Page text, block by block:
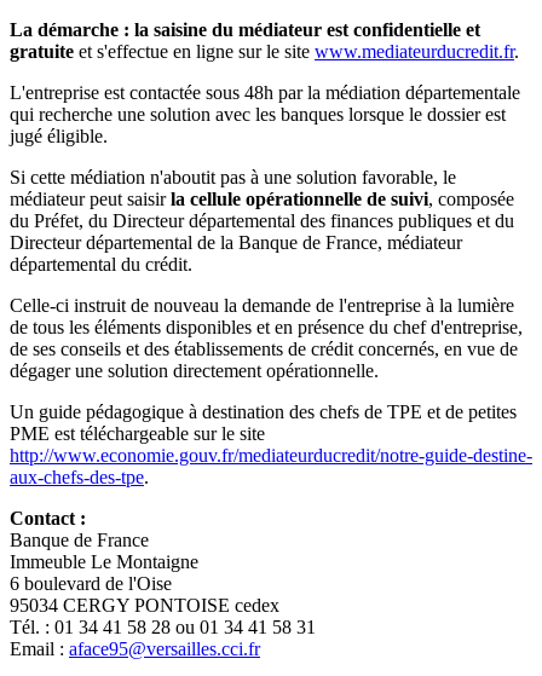
La démarche : la saisine du médiateur est confidentielle et
gratuite et s'effectue en ligne sur le site www.mediateurducredit.fr.
L'entreprise est contactée sous 48h par la médiation départementale
qui recherche une solution avec les banques lorsque le dossier est
jugé éligible.
Si cette médiation n'aboutit pas à une solution favorable, le
médiateur peut saisirla cellule opérationnelle de suivi, composée
du Préfet, du Directeur départemental des finances publiques et du
Directeur départemental de la Banque de France, médiateur
départemental du crédit.
Celle-ci instruit de nouveau la demande de l'entreprise à la lumière
de tous les éléments disponibles et en présence du chef d'entreprise,
de ses conseils et des établissements de crédit concernés, en vue de
dégager une solution directement opérationnelle.
Un guide pédagogique à destination des chefs de TPE et de petites
PME est téléchargeable sur le site
http://www.economie.gouv.fr/mediateurducredit/notre-guide-destine-
aux-chefs-des-tpe.
Contact :
Banque de France
Immeuble Le Montaigne
6 boulevard de l'Oise
95034 CERGY PONTOISE cedex
Tél. : 01 34 41 58 28 ou 01 34 41 58 31
Email : aface95@versailles.cci.fr